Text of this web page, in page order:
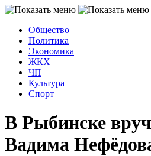
Общество
Политика
Экономика
ЖКХ
ЧП
Культура
Спорт
В Рыбинске
Вадима